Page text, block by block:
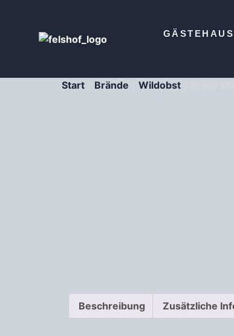
GÄSTEHAUS
Start Brände Wildobst
Beschreibung Zusätzliche